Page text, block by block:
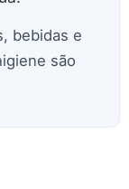
bebidas e
são